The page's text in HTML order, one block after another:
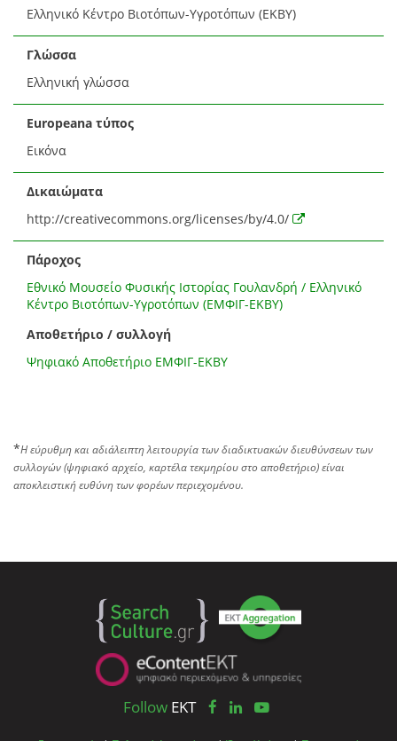
Ελληνικό Κέντρο Βιοτόπων-Υγροτόπων (ΕΚΒΥ)
Γλώσσα
Ελληνική γλώσσα
Europeana τύπος
Εικόνα
Δικαιώματα
http://creativecommons.org/licenses/by/4.0/
Πάροχος
Εθνικό Μουσείο Φυσικής Ιστορίας Γουλανδρή / Ελληνικό
Κέντρο Βιοτόπων-Υγροτόπων (ΕΜΦΙΓ-ΕΚΒΥ)
Αποθετήριο / συλλογή
Ψηφιακό Αποθετήριο ΕΜΦΙΓ-ΕΚΒΥ
*Η εύρυθμη και αδιάλειπτη λειτουργία των διαδικτυακών διευθύνσεων των
συλλογών (ψηφιακό αρχείο, καρτέλα τεκμηρίου στο αποθετήριο) είναι
αποκλειστική ευθύνη των φορέων περιεχομένου.
Follow EKT